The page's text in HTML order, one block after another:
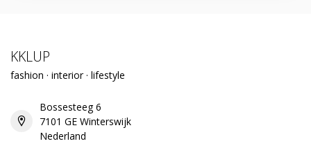
KKLUP
fashion · interior · lifestyle
Bossesteeg 6
7101 GE Winterswijk
Nederland